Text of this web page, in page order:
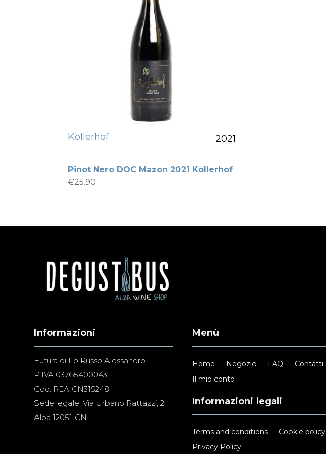
Kollerhof 2021
Pinot Nero DOC Mazon 2021 Kollerhof
€25.90
Informazioni
Futura di Lo Russo Alessandro
P.IVA 03765400043
Cod. REA CN315248
Sede legale: Via Urbano Rattazzi, 2
Alba 12051 CN
Menù
Home Negozio FAQ
Contatti
Il mio conto
Informazioni legali
Terms and conditions
Cookie policy
Privacy Policy